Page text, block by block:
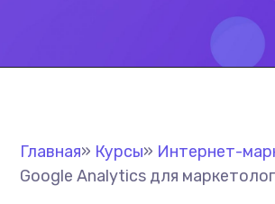
Главная» Курсы» Интернет-
Google Analytics для